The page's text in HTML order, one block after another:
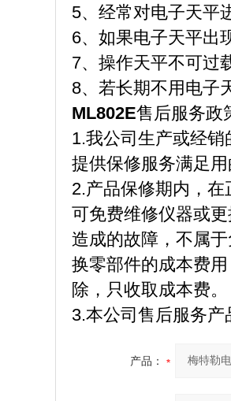
5、经常对电子天平
6、如果电子天平出
7、操作天平不可过
8、若长期不用电子
ML802E售后服务政
1.我公司生产或经
提供保修服务满足
2.产品保修期内，
可免费维修仪器或
造成的故障，不属
换零部件的成本费
除，只收取成本费。
3.本公司售后服务
产品：